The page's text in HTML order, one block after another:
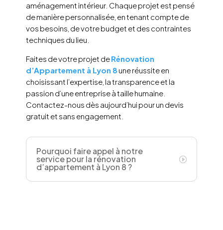
aménagement intérieur. Chaque projet est pensé
de manière personnalisée, en tenant compte de
vos besoins, de votre budget et des contraintes
techniques du lieu.
Faites de votre projet deRénovation
d’Appartement à Lyon 8 une réussite en
choisissant l’expertise, la transparence et la
passion d’une entreprise à taille humaine.
Contactez-nous dès aujourd’hui pour un devis
gratuit et sans engagement.
Pourquoi faire appel à notre
service pour la rénovation
d’appartement à Lyon 8 ?